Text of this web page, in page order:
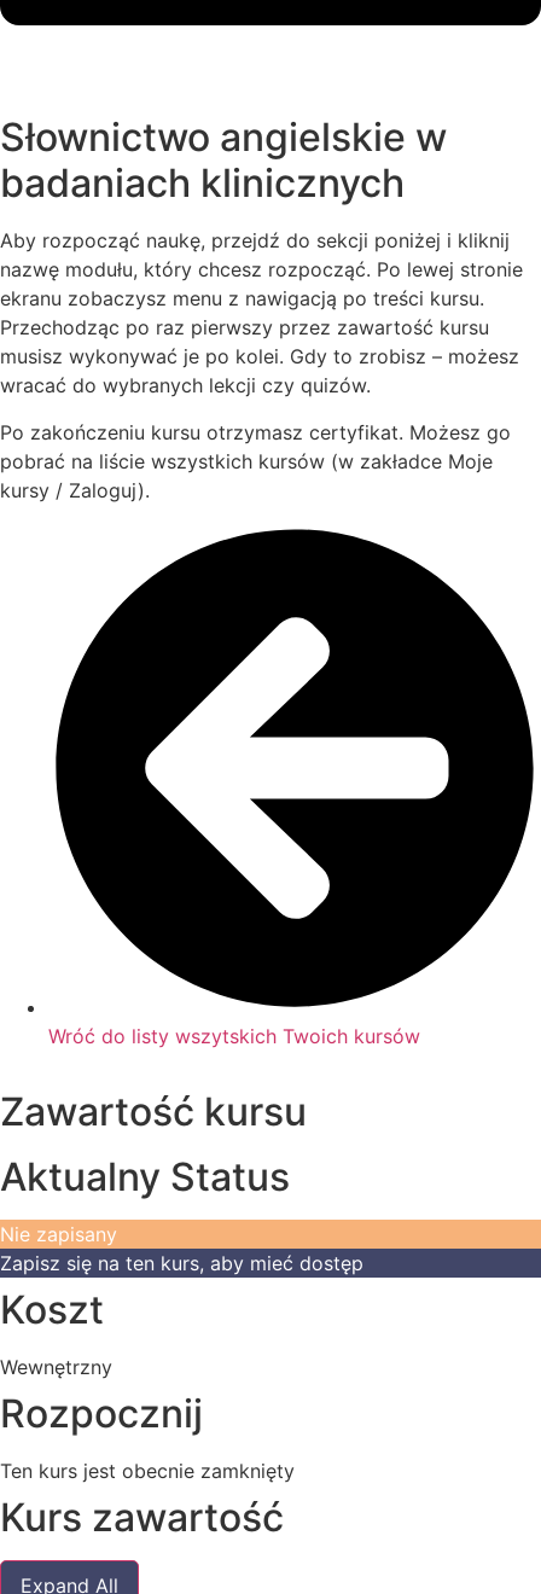
Słownictwo angielskie w
badaniach klinicznych
Aby rozpocząć naukę, przejdź do sekcji poniżej i kliknij
nazwę modułu, który chcesz rozpocząć. Po lewej stronie
ekranu zobaczysz menu z nawigacją po treści kursu.
Przechodząc po raz pierwszy przez zawartość kursu
musisz wykonywać je po kolei. Gdy to zrobisz – możesz
wracać do wybranych lekcji czy quizów.
Po zakończeniu kursu otrzymasz certyfikat. Możesz go
pobrać na liście wszystkich kursów (w zakładce Moje
kursy / Zaloguj).
Wróć do listy wszytskich Twoich kursów
Zawartość kursu
Aktualny Status
Nie zapisany
Zapisz się na ten kurs, aby mieć dostęp
Koszt
Wewnętrzny
Rozpocznij
Ten kurs jest obecnie zamknięty
Kurs zawartość
Expand All